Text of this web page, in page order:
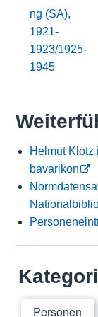
ng (SA),
1921-
1923/1925-
1945
Helmut Klotz
bavarikon
Personen